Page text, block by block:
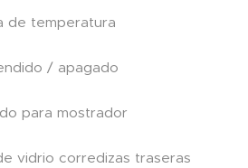
de temperatura
/ apagado
para mostrador
vidrio corredizas traseras